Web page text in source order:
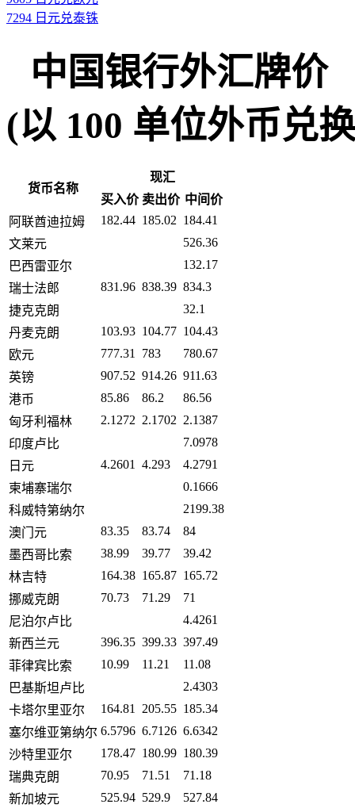
7294 日元兑泰铢
中国银行外汇牌价
(以 100 单位外币兑
货币名称
现汇
买入价 卖出价 中间价
阿联酋迪拉姆
182.44 185.02 184.41
文莱元
526.36
巴西雷亚尔
132.17
瑞士法郎
831.96 838.39 834.3
捷克克朗
32.1
丹麦克朗
103.93 104.77 104.43
欧元
777.31 783
780.67
英镑
907.52 914.26 911.63
港币
85.86 86.2
86.56
匈牙利福林
2.1272 2.1702 2.1387
印度卢比
7.0978
日元
4.2601 4.293
4.2791
柬埔寨瑞尔
0.1666
科威特第纳尔
2199.38
澳门元
83.35 83.74
84
墨西哥比索
38.99 39.77
39.42
林吉特
164.38 165.87 165.72
挪威克朗
70.73 71.29
71
尼泊尔卢比
4.4261
新西兰元
396.35 399.33 397.49
菲律宾比索
10.99 11.21
11.08
巴基斯坦卢比
2.4303
卡塔尔里亚尔
164.81 205.55 185.34
塞尔维亚第纳尔 6.5796 6.7126 6.6342
沙特里亚尔
178.47 180.99 180.39
瑞典克朗
70.95 71.51
71.18
新加坡元
525.94 529.9
527.84